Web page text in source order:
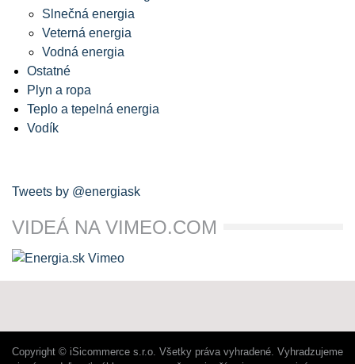
Slnečná energia
Veterná energia
Vodná energia
Ostatné
Plyn a ropa
Teplo a tepelná energia
Vodík
Tweets by @energiask
VIDEÁ NA VIMEO.COM
Copyright © iSicommerce s.r.o. Všetky práva vyhradené. Vyhradzujeme